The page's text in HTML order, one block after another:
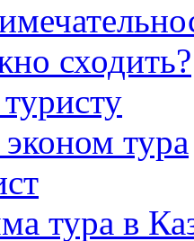
сходить?
тура
тура в